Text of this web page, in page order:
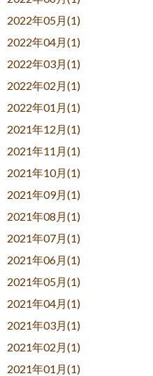
2022年05月(1)
2022年04月(1)
2022年03月(1)
2022年02月(1)
2022年01月(1)
2021年12月(1)
2021年11月(1)
2021年10月(1)
2021年09月(1)
2021年08月(1)
2021年07月(1)
2021年06月(1)
2021年05月(1)
2021年04月(1)
2021年03月(1)
2021年02月(1)
2021年01月(1)